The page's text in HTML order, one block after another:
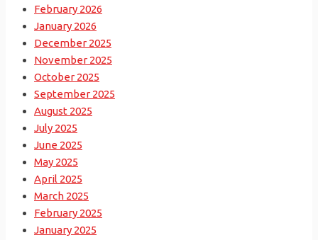
February 2026
January 2026
December 2025
November 2025
October 2025
September 2025
August 2025
July 2025
June 2025
May 2025
April 2025
March 2025
February 2025
January 2025